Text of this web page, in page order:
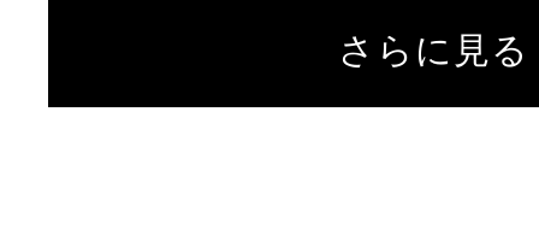
さらに見る